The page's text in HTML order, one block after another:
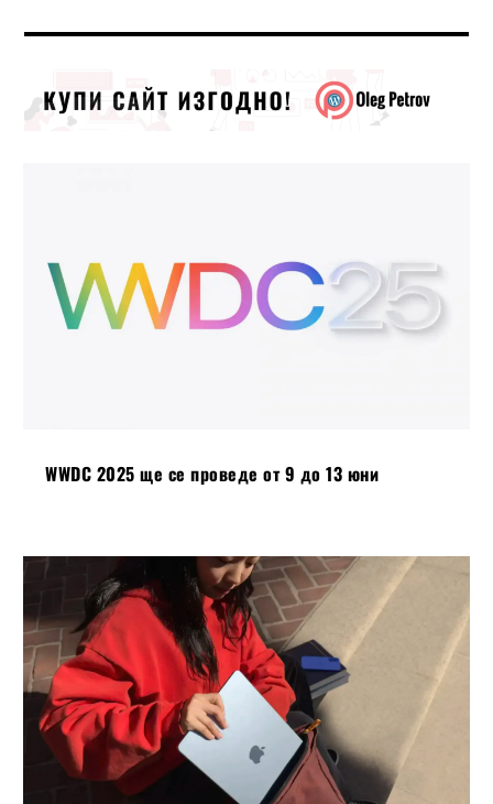
WWDC 2025 ще се проведе от 9 до 13 юни